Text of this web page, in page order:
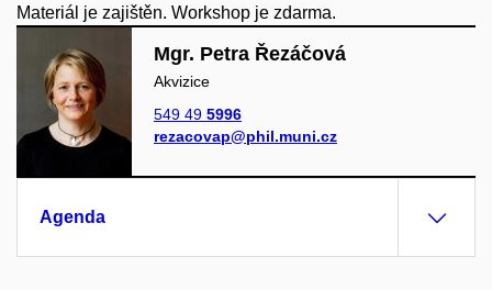
Materiál je zajištěn. Workshop je zdarma.
Mgr. Petra Řezáčová
Akvizice
549 49 5996
rezacovap@phil.muni.cz
Agenda